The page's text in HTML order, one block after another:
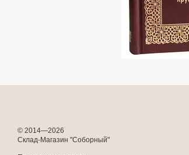
© 2014—2026
Склад-Магазин "Соборный"